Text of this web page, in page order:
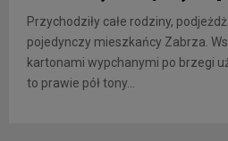
Przychodziły całe rodziny,
pojedynczy mieszkańcy Zabrza.
kartonami wypchanymi po brzegi
to prawie pół tony...